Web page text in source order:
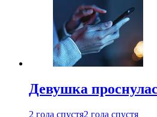
Девушка
2 года спустя2 года спустя